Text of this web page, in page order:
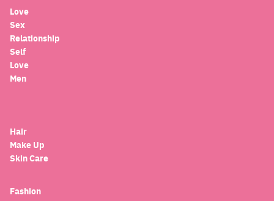
Love
Sex
Relationship
Self
Love
Men
Hair
Make Up
Skin Care
Fashion